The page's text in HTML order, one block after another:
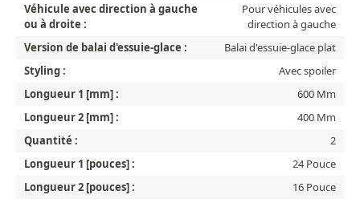
Véhicule avec direction à gauche
ou à droite :
Pour véhicules avec
direction à gauche
Version de balai d'essuie-glace :
Balai d'essuie-glace plat
Styling :
Avec spoiler
Longueur 1 [mm] :
600 Mm
Longueur 2 [mm] :
400 Mm
Quantité :
2
Longueur 1 [pouces] :
24 Pouce
Longueur 2 [pouces] :
16 Pouce